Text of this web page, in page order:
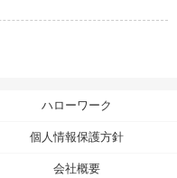
ハローワーク
個人情報保護方針
会社概要